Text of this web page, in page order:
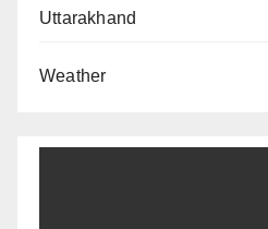
Uttarakhand
Weather